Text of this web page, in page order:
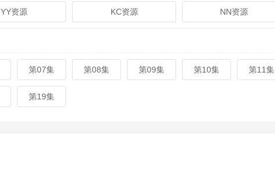
YY资源 KC资源 NN资源
第07集 第08集 第09集 第10集 第11集
第19集